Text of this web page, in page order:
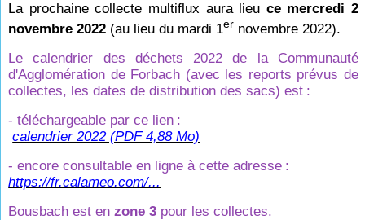
La prochaine collecte multiflux aura lieu ce mercredi 2
novembre 2022 (au lieu du mardi 1er novembre 2022).
Le calendrier des déchets 2022 de la Communauté
d'Agglomération de Forbach (avec les reports prévus de
collectes, les dates de distribution des sacs) est :
- téléchargeable par ce lien :
calendrier 2022 (PDF 4,88 Mo)
- encore consultable en ligne à cette adresse :
https://fr.calameo.com/...
Bousbach est enzone 3 pour les collectes.